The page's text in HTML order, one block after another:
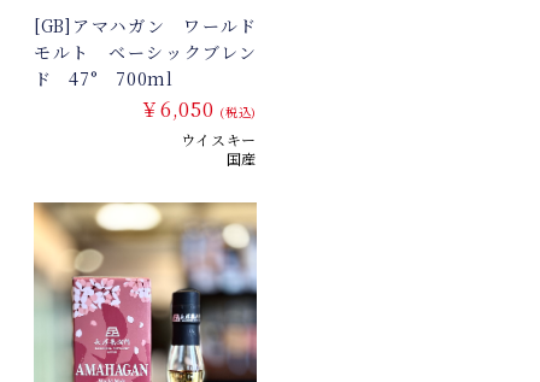
[GB]アマハガン ワールド
モルト ベーシックブレン
ド 47° 700ml
￥6,050 (税込)
ウイスキー
国産